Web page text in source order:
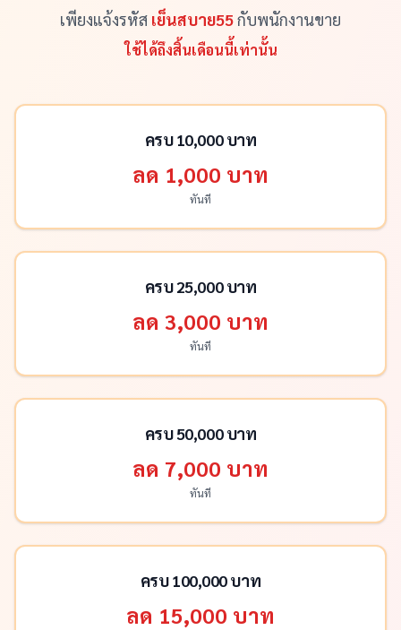
เพียงแจ้งรหัส เย็นสบาย55กับพนักงานขาย
ใช้ได้ถึงสิ้นเดือนนี้เท่านั้น
ครบ 10,000 บาท
ลด 1,000 บาท
ทันที
ครบ 25,000 บาท
ลด 3,000 บาท
ทันที
ครบ 50,000 บาท
ลด 7,000 บาท
ทันที
ครบ 100,000 บาท
ลด 15,000 บาท